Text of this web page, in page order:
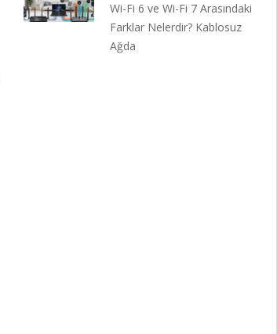
Wi-Fi 6 ve Wi-Fi 7 Arasındaki
Farklar Nelerdir? Kablosuz
Ağda